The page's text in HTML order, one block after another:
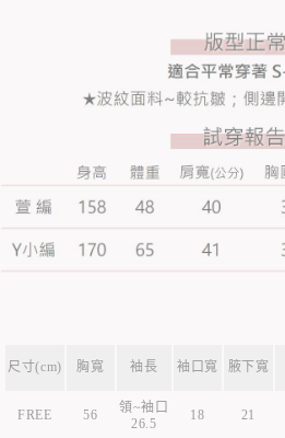
尺寸(cm) 胸寬 袖長 袖口寬 腋下寬
FREE 56
領~袖口
26.5
18 21